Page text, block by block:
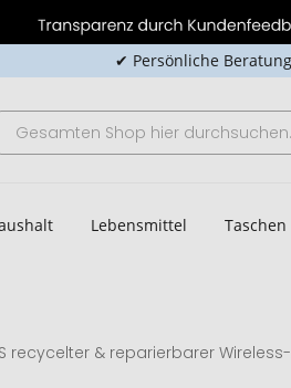
✔ Persönliche Beratung
Lebensmittel Taschen
recycelter & reparierbarer